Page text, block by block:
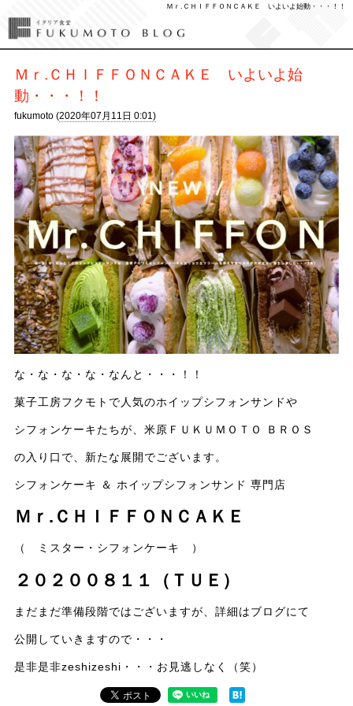
Ｍｒ.ＣＨＩＦＦＯＮＣＡＫＥ いよいよ始動・・・！！
Ｍｒ.ＣＨＩＦＦＯＮＣＡＫＥ いよいよ始
動・・・！！
fukumoto (2020年07月11日 0:01)
な・な・な・な・なんと・・・！！
菓子工房フクモトで人気のホイップシフォンサンドや
シフォンケーキたちが、米原ＦＵＫＵＭＯＴＯ ＢＲＯＳ
の入り口で、新たな展開でございます。
シフォンケーキ ＆ ホイップシフォンサンド 専門店
Ｍｒ.ＣＨＩＦＦＯＮＣＡＫＥ
（ ミスター・シフォンケーキ ）
２０２００８１１（ＴＵＥ）
まだまだ準備段階ではございますが、詳細はブログにて
公開していきますので・・・
是非是非zeshizeshi・・・お見逃しなく（笑）